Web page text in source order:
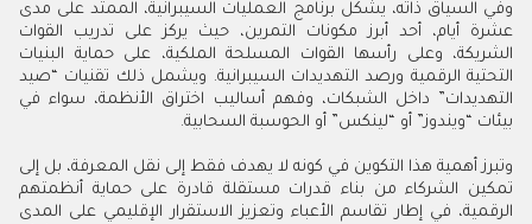
وفي السياق ذاته، يشكل برنامج العمليات السيبرانية، الممتد على مدى
عشرة أيام، أحد أبرز مكونات التمرين، حيث يركز على تدريب القوات
الشريكة، وعلى رأسها القوات المسلحة الملكية، على حماية البنيات
التحتية الرقمية ورصد التهديدات السيبرانية. ويشمل ذلك تقنيات “صيد
التهديدات” داخل الشبكات، وفهم أساليب اختراق الأنظمة، سواء في
بيئات “ويندوز” أو “لينكس” أو الحوسبة السحابية.
وتبرز أهمية هذا التكوين في كونه لا يهدف فقط إلى نقل المعرفة، بل إلى
تمكين الشركاء من بناء قدرات مستقلة قادرة على حماية أنظمتهم
الرقمية، في إطار تقاسم الأعباء وتعزيز الاستقرار الإقليمي على المدى